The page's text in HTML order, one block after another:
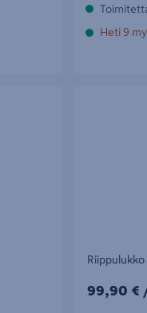
Heti 9
99,90€/
99,90 €